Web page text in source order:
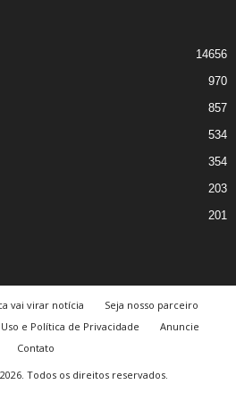
14656
970
857
534
354
203
201
vai virar notícia
Seja nosso parceiro
e Política de Privacidade
Anuncie
Contato
Todos os direitos reservados.